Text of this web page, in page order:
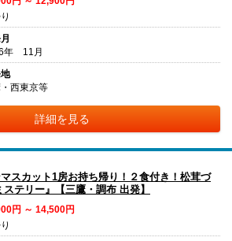
年 11月
西東京等
詳細を見る
マスカット1房お持ち帰り！２食付き！松茸づ
テリー』【三鷹・調布 出発】
円 ～ 14,500円